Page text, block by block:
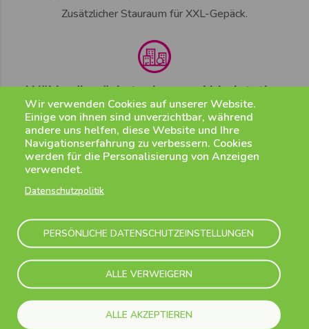
Wir verwenden Cookies auf unserer Website.
Einige von ihnen sind unverzichtbar, während
andere uns helfen, diese Website und Ihre
Navigationserfahrung zu verbessern. Cookies
werden für die Personalisierung von Anzeigen
verwendet.
Datenschutzpolitik
PERSÖNLICHE DATENSCHUTZEINSTELLUNGEN
ALLE VERWEIGERN
ALLE AKZEPTIEREN
Zusätzlicher Stauraum für XXL-Gepäck.
Wähle die nächstgelegene Abholstation
Strategisch gelegen.
Immer für Dich da
Wende Dich an unser Kundenserviceteam.
Aktuelle Flugpläne für Deinen Komfort
Jedes Mal pünktlich ankommen.